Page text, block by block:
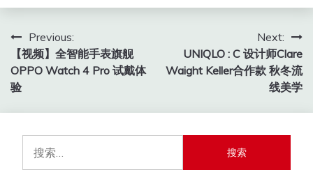
文
章
导
航
Previous:
【视频】全智能手表旗舰
OPPO Watch 4 Pro 试戴体
验
Next:
UNIQLO : C 设计师Clare
Waight Keller合作款 秋冬流
线美学
索：